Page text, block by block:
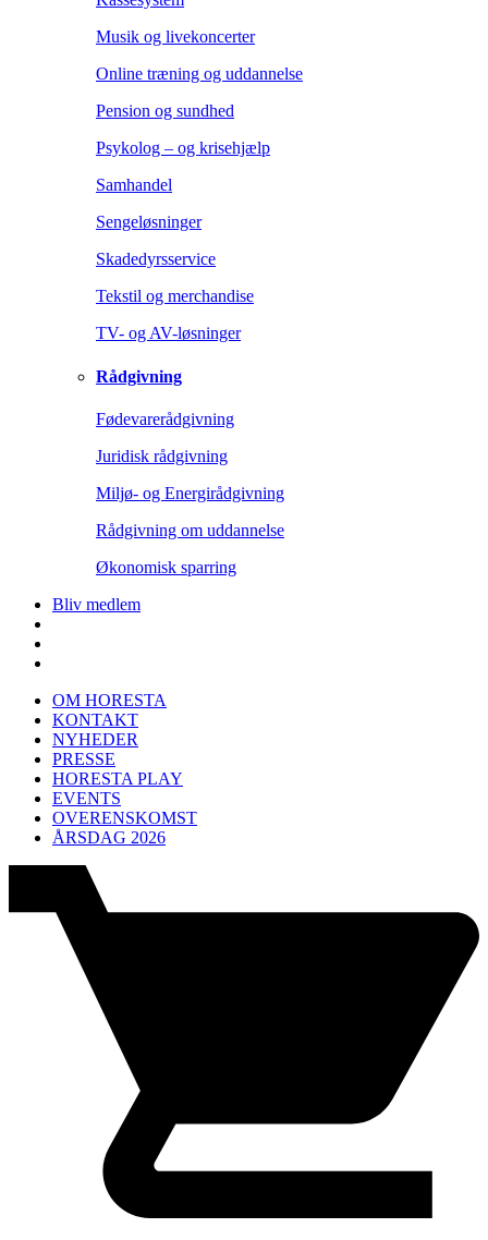
Musik og livekoncerter
Online træning og uddannelse
Pension og sundhed
Psykolog – og krisehjælp
Samhandel
Sengeløsninger
Skadedyrsservice
Tekstil og merchandise
TV- og AV-løsninger
Rådgivning
Fødevarerådgivning
Juridisk rådgivning
Miljø- og Energirådgivning
Rådgivning om uddannelse
Økonomisk sparring
Bliv medlem
OM HORESTA
KONTAKT
NYHEDER
PRESSE
HORESTA PLAY
EVENTS
OVERENSKOMST
ÅRSDAG 2026